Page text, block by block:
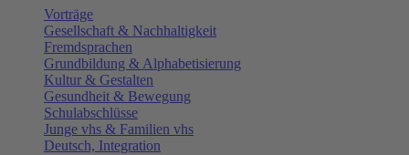
Vorträge
Gesellschaft & Nachhaltigkeit
Fremdsprachen
Grundbildung & Alphabetisierung
Kultur & Gestalten
Gesundheit & Bewegung
Schulabschlüsse
Junge vhs & Familien vhs
Deutsch, Integration